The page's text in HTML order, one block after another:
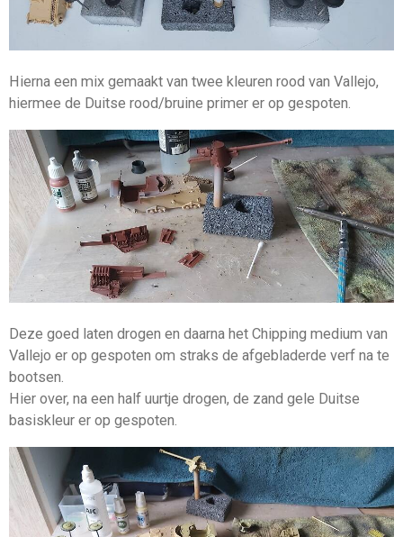
Hierna een mix gemaakt van twee kleuren rood van Vallejo,
hiermee de Duitse rood/bruine primer er op gespoten.
Deze goed laten drogen en daarna het Chipping medium van
Vallejo er op gespoten om straks de afgebladerde verf na te
bootsen.
Hier over, na een half uurtje drogen, de zand gele Duitse
basiskleur er op gespoten.